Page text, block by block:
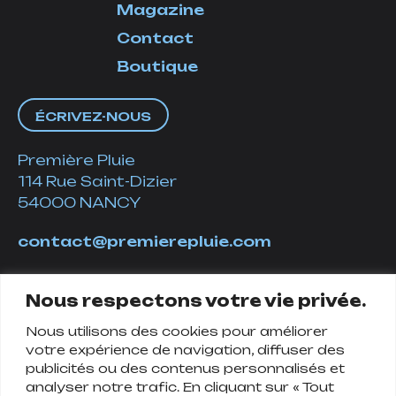
Nous respectons votre vie privée.
Nous utilisons des cookies pour améliorer
votre expérience de navigation, diffuser des
publicités ou des contenus personnalisés et
analyser notre trafic. En cliquant sur « Tout
Magazine
Contact
Boutique
ÉCRIVEZ-NOUS
Première Pluie
114 Rue Saint-Dizier
54000 NANCY
contact@premierepluie.com
Suivez-nous